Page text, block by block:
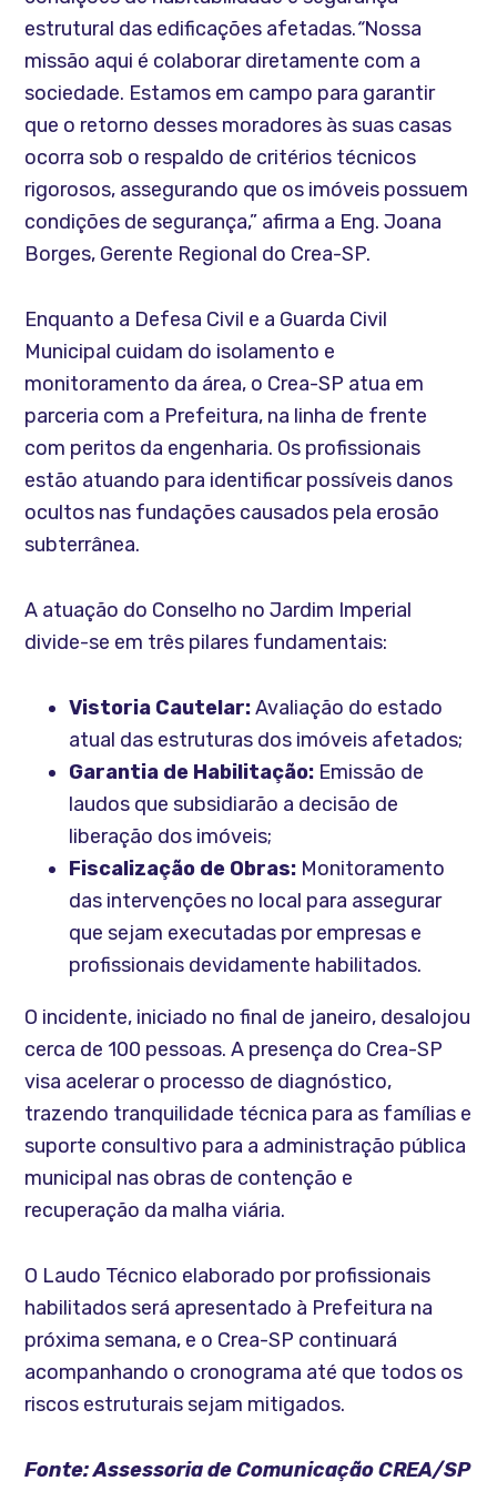
estrutural das edificações afetadas.“Nossa
missão aqui é colaborar diretamente com a
sociedade. Estamos em campo para garantir
que o retorno desses moradores às suas casas
ocorra sob o respaldo de critérios técnicos
rigorosos, assegurando que os imóveis possuem
condições de segurança,” afirma a Eng. Joana
Borges, Gerente Regional do Crea-SP.
Enquanto a Defesa Civil e a Guarda Civil
Municipal cuidam do isolamento e
monitoramento da área, o Crea-SP atua em
parceria com a Prefeitura, na linha de frente
com peritos da engenharia. Os profissionais
estão atuando para identificar possíveis danos
ocultos nas fundações causados pela erosão
subterrânea.
A atuação do Conselho no Jardim Imperial
divide-se em três pilares fundamentais:
Vistoria Cautelar:Avaliação do estado
atual das estruturas dos imóveis afetados;
Garantia de Habilitação: Emissão de
laudos que subsidiarão a decisão de
liberação dos imóveis;
Fiscalização de Obras: Monitoramento
das intervenções no local para assegurar
que sejam executadas por empresas e
profissionais devidamente habilitados.
O incidente, iniciado no final de janeiro, desalojou
cerca de 100 pessoas. A presença do Crea-SP
visa acelerar o processo de diagnóstico,
trazendo tranquilidade técnica para as famílias e
suporte consultivo para a administração pública
municipal nas obras de contenção e
recuperação da malha viária.
O Laudo Técnico elaborado por profissionais
habilitados será apresentado à Prefeitura na
próxima semana, e o Crea-SP continuará
acompanhando o cronograma até que todos os
riscos estruturais sejam mitigados.
Fonte: Assessoria de Comunicação CREA/SP